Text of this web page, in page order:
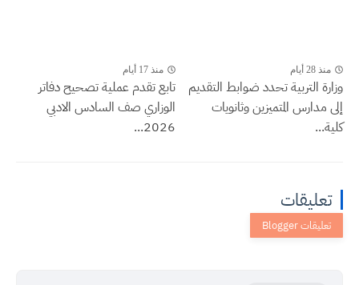
منذ 28 أيام
وزارة التربية تحدد ضوابط التقديم
إلى مدارس المتميزين وثانويات
كلية...
منذ 17 أيام
تابع تقدم عملية تصحيح دفاتر
الوزاري صف السادس الادبي
2026...
تعليقات